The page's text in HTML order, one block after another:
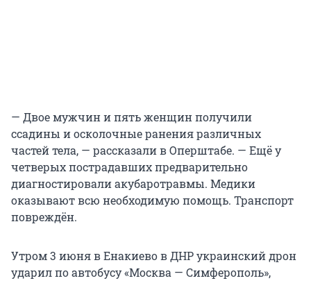
— Двое мужчин и пять женщин получили
ссадины и осколочные ранения различных
частей тела, — рассказали в Оперштабе. — Ещё у
четверых пострадавших предварительно
диагностировали акубаротравмы. Медики
оказывают всю необходимую помощь. Транспорт
повреждён.
Утром 3 июня в Енакиево в ДНР украинский дрон
ударил по автобусу «Москва — Симферополь»,